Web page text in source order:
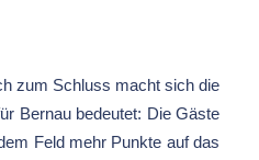
zum Schluss macht sich die
Bernau bedeutet: Die Gäste
Feld mehr Punkte auf das